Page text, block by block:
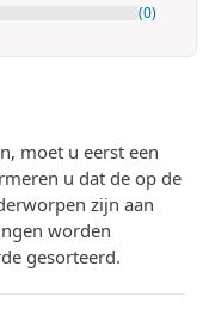
(0)
moet u eerst een
u dat de op de
zijn aan
worden
gesorteerd.